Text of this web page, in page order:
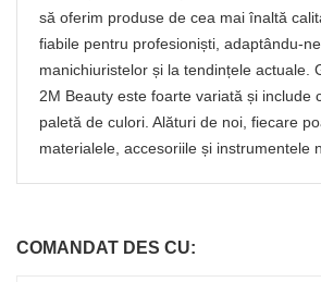
să oferim produse de cea mai înaltă
fiabile pentru profesioniști, adaptându-
manichiuristelor și la tendințele actuale.
2M Beauty este foarte variată și include
paletă de culori. Alături de noi, fiecare
materialele, accesoriile și instrumentele
COMANDAT DES CU: